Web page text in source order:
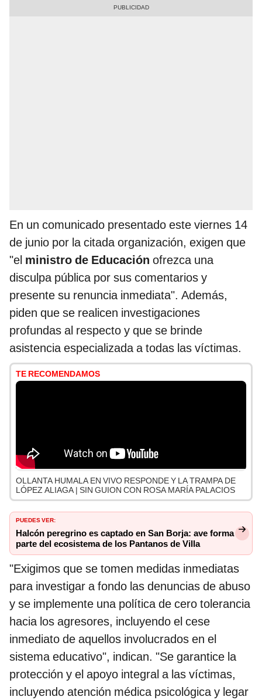
En un comunicado presentado este viernes 14
de junio por la citada organización, exigen que
"el ministro de Educación ofrezca una
disculpa pública por sus comentarios y
presente su renuncia inmediata". Además,
piden que se realicen investigaciones
profundas al respecto y que se brinde
asistencia especializada a todas las víctimas.
TE RECOMENDAMOS
OLLANTA HUMALA EN VIVO RESPONDE Y LA TRAMPA DE
LÓPEZ ALIAGA | SIN GUION CON ROSA MARÍA PALACIOS
PUEDES VER:
Halcón peregrino es captado en San Borja: ave forma
parte del ecosistema de los Pantanos de Villa
"Exigimos que se tomen medidas inmediatas
para investigar a fondo las denuncias de abuso
y se implemente una política de cero tolerancia
hacia los agresores, incluyendo el cese
inmediato de aquellos involucrados en el
sistema educativo", indican. "Se garantice la
protección y el apoyo integral a las víctimas,
incluyendo atención médica psicológica y legar